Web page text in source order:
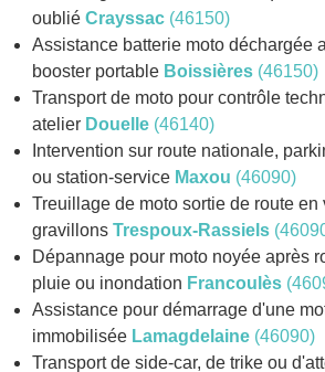
oublié Crayssac (46150)
Assistance batterie moto déchargée
booster portable Boissières (46150)
Transport de moto pour contrôle
atelier Douelle (46140)
Intervention sur route nationale,
ou station-service Maxou (46090)
Treuillage de moto sortie de route en
gravillons Trespoux-Rassiels
Dépannage pour moto noyée après
pluie ou inondation Francoulès
Assistance pour démarrage d'une
immobilisée Lamagdelaine (46090)
Transport de side-car, de trike ou